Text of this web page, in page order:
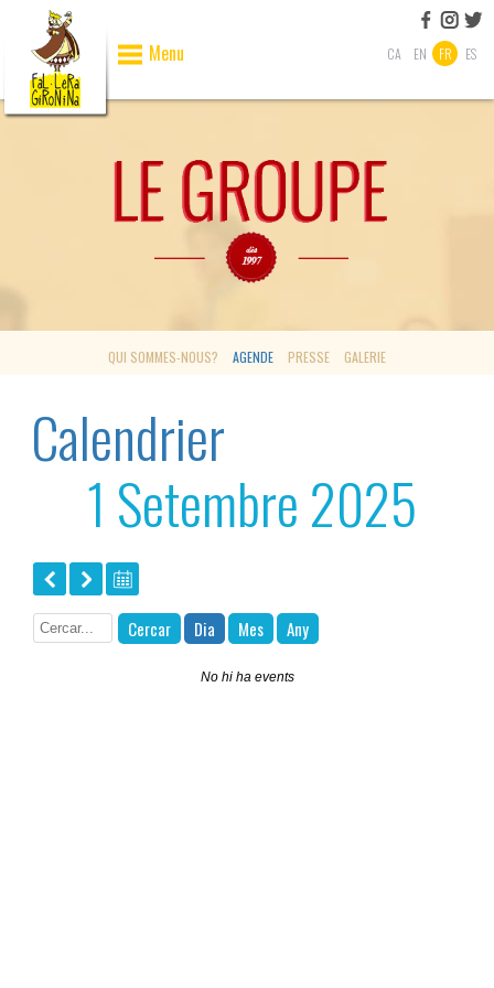
CA EN FR ES
Menu
QUI SOMMES-NOUS? AGENDE PRESSE GALERIE
Calendrier
1 Setembre 2025
Cercar Dia Mes Any
No hi ha events